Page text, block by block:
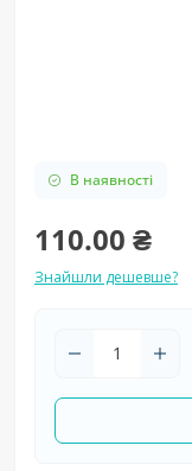
В наявності
110.00 ₴
Знайшли дешевше?